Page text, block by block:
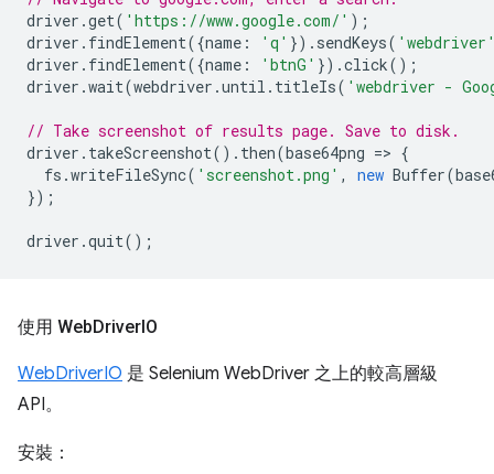
driver .get( 'https://www.google.com/' );
driver . findElement({name : 'q' }). sendKeys(
driver . findElement({name : 'btnG' }).click();
driver .wait(webdriver .until . titleIs( 'webdriver -
// Take screenshot of results page. Save to disk.
driver . takeScreenshot(). then(base64png => {
fs .writeFileSync( 'screenshot.png' , new Buffer(
});
driver .quit();
使用 WebDriverIO
WebDriverIO 是 Selenium WebDriver 之上的較高層級
API。
安裝：